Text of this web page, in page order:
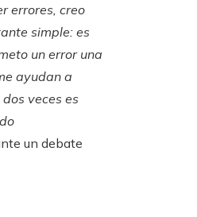
errores, creo
simple: es
un error una
ayudan a
veces es
un debate